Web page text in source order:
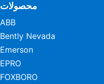
محصولات
ABB
Bently Nevada
Emerson
EPRO
FOXBORO